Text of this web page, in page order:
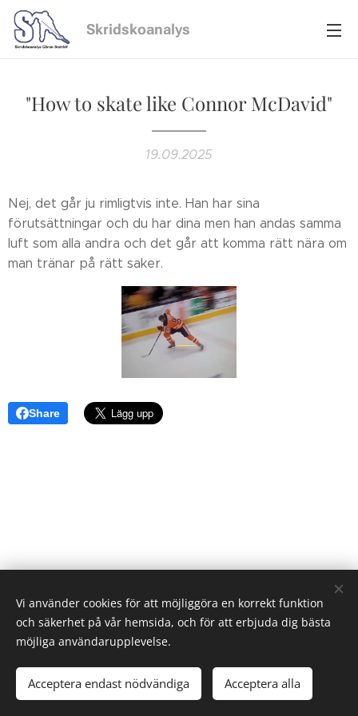
Skridskoanalys
"How to skate like Connor McDavid"
19.09.2025
Nej, det går ju rimligtvis inte. Han har sina
förutsättningar och du har dina men han andas samma
luft som alla andra och det går att komma rätt nära om
man tränar på rätt saker.
Share
© 2023 Alla rättigheter reserverade.
Skapad medWebnode Cookies
Vi använder cookies för att möjliggöra en korrekt funktion
och säkerhet på vår hemsida, och för att erbjuda dig bästa
möjliga användarupplevelse.
Acceptera endast nödvändiga Acceptera alla